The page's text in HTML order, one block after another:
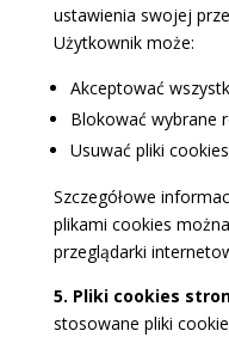
ustawienia swojej
Użytkownik może:
Akceptować
Blokować wybrane
Usuwać pliki
Szczegółowe
plikami cookies
przeglądarki
5. Pliki cookies
stosowane pliki